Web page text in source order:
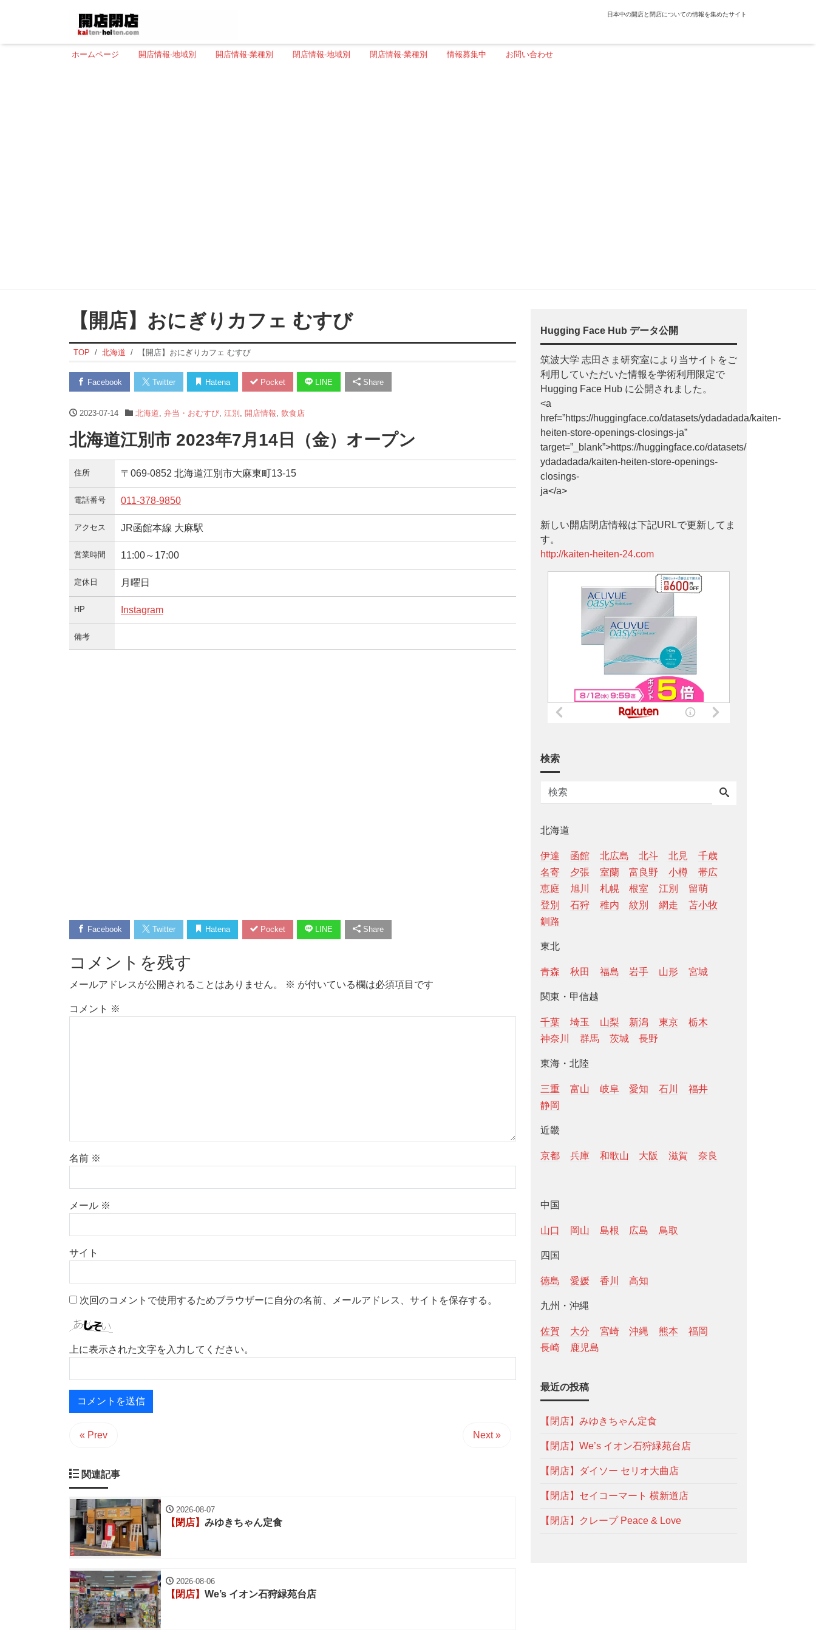
日本中の開店と閉店についての情報を集めたサイト
ホームページ 開店情報-地域別 開店情報-業種別 閉店情報-地域別 閉店情報-業種別 情報募集中 お問い合わせ
【開店】おにぎりカフェ むすび
TOP 北海道 【開店】おにぎりカフェ むすび
Facebook Twitter Hatena Pocket LINE Share
2023-07-14 北海道 弁当・おむすび, 江別 開店情報 飲食店
北海道江別市 2023年7月14日（金）オープン
住所 〒069-0852 北海道江別市大麻東町13-15
電話番号 011-378-9850
アクセス JR函館本線 大麻駅
営業時間 11:00～17:00
定休日 月曜日
HP Instagram
備考
Facebook Twitter Hatena Pocket LINE Share
コメントを残す
メールアドレスが公開されることはありません。 ※ が付いている欄は必須項目です
コメント ※
名前 ※
メール ※
サイト
次回のコメントで使用するためブラウザーに自分の名前、メールアドレス、サイトを保存する。
上に表示された文字を入力してください。
« Prev Next »
関連記事
2026-08-07
【閉店】 みゆきちゃん定食
2026-08-06
【閉店】 We’s イオン石狩緑苑台店
Hugging Face Hub データ公開
筑波大学 志田さま研究室により当サイトをご
利用していただいた情報を学術利用限定で
Hugging Face Hub に公開されました。
<a
href=”https://huggingface.co/datasets/ydadadada/kaiten-
heiten-store-openings-closings-ja”
target=”_blank”>https://huggingface.co/datasets/
ydadadada/kaiten-heiten-store-openings-
closings-
ja</a>
新しい開店閉店情報は下記URLで更新してま
す。
http://kaiten-heiten-24.com
検索
北海道
伊達 函館 北広島 北斗 北見
千歳
名寄
夕張 室蘭 富良野 小樽
帯広
恵庭
旭川 札幌 根室 江別
留萌
登別
石狩 稚内 紋別 網走
苫小牧
釧路
東北
青森 秋田 福島 岩手 山形 宮城
関東・甲信越
千葉 埼玉 山梨 新潟 東京
栃木
神奈川
群馬 茨城 長野
東海・北陸
三重 富山 岐阜 愛知 石川
福井
静岡
近畿
京都 兵庫 和歌山 大阪 滋賀 奈良
中国
山口 岡山 島根 広島 鳥取
四国
徳島 愛媛 香川 高知
九州・沖縄
佐賀 大分 宮崎 沖縄 熊本
福岡
長崎
鹿児島
最近の投稿
【閉店】みゆきちゃん定食
【閉店】We’s イオン石狩緑苑台店
【閉店】ダイソー セリオ大曲店
【閉店】セイコーマート 横新道店
【閉店】クレープ Peace & Love